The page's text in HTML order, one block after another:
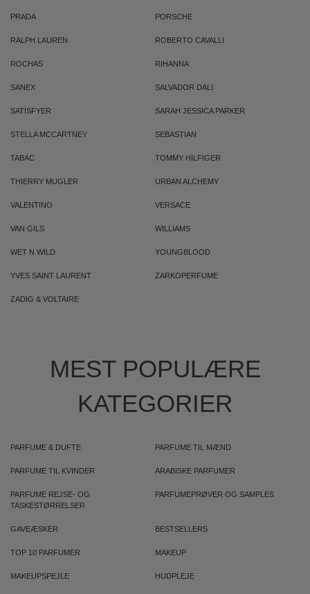
PRADA PORSCHE
RALPH LAUREN ROBERTO CAVALLI
ROCHAS RIHANNA
SANEX SALVADOR DALI
SATISFYER SARAH JESSICA PARKER
STELLA MCCARTNEY SEBASTIAN
TABAC TOMMY HILFIGER
THIERRY MUGLER URBAN ALCHEMY
VALENTINO VERSACE
VAN GILS WILLIAMS
WET N WILD YOUNGBLOOD
YVES SAINT LAURENT ZARKOPERFUME
ZADIG & VOLTAIRE
MEST POPULÆRE
KATEGORIER
PARFUME & DUFTE PARFUME TIL MÆND
PARFUME TIL KVINDER ARABISKE PARFUMER
PARFUME REJSE- OG
TASKESTØRRELSER
PARFUMEPRØVER OG SAMPLES
GAVEÆSKER BESTSELLERS
TOP 10 PARFUMER MAKEUP
MAKEUPSPEJLE HUDPLEJE